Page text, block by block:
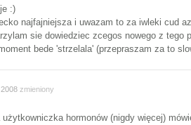
:)
najfajniejsza i uwazam to za iwleki cud
sie dowiedziec zcegos nowego z
bede 'strzelala' (przepraszam za to
zmieniony
użytkowniczka hormonów (nigdy więcej)